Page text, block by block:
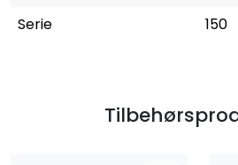
Serie 150